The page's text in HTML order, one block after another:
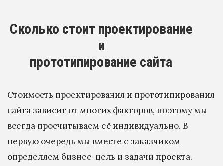
Сколько стоит проектирование
и
прототипирование сайта
Стоимость проектирования и прототипирования
сайта зависит от многих факторов, поэтому мы
всегда просчитываем её индивидуально. В
первую очередь мы вместе с заказчиком
определяем бизнес-цель и задачи проекта.